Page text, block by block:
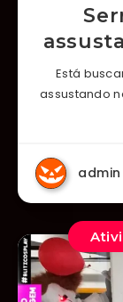
Está
assustando
admin